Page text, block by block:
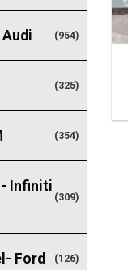
(954)
(325)
(354)
- Infiniti
(309)
Ford (126)